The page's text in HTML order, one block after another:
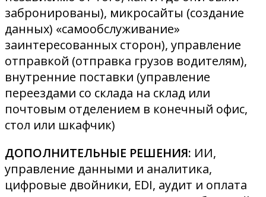
забронированы), микросайты (создание
данных) «самообслуживание»
заинтересованных сторон), управление
отправкой (отправка грузов водителям),
внутренние поставки (управление
переездами со склада на склад или
почтовым отделением в конечный офис,
стол или шкафчик)
ДОПОЛНИТЕЛЬНЫЕ РЕШЕНИЯ: ИИ,
управление данными и аналитика,
цифровые двойники, EDI, аудит и оплата